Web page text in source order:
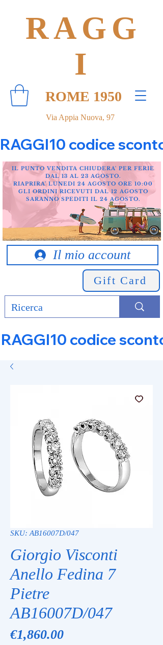
Via Appia Nuova, 97
RAGG
I
ROME 1950
RAGGI10 codice
Il mio account
Gift Card
IL PUNTO VENDITA CHIUDERA' PER FERIE
DAL 13 AL 23 AGOSTO.
RIAPRIRA' LUNEDI 24 AGOSTO ORE 10:00
GLI ORDINI RICEVUTI DAL 12 AGOSTO
SARANNO SPEDITI IL 24 AGOSTO.
RAGGI10 codice
SKU: AB16007D/047
Giorgio Visconti
Anello Fedina 7
Pietre
AB16007D/047
€1,860.00Price